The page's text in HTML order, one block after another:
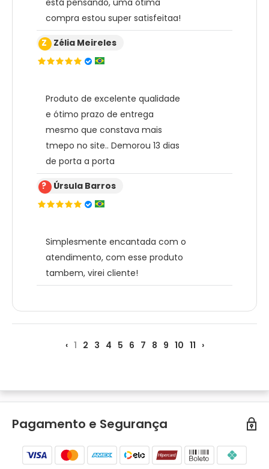
está pensando, uma ótima
compra estou super satisfeitaa!
Z Zélia Meireles
Produto de excelente qualidade
e ótimo prazo de entrega
mesmo que constava mais
tmepo no site.. Demorou 13 dias
de porta a porta
? Úrsula Barros
Simplesmente encantada com o
atendimento, com esse produto
tambem, virei cliente!
‹ 1 2 3 4 5 6 7 8 9 10 11 ›
Pagamento e Segurança